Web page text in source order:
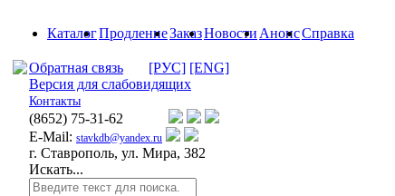
КаталогПродлениеЗаказНовости АнонсСправка
Обратная связь [РУС] [ENG]
Версия для слабовидящих
Контакты
(8652) 75-31-62
E-Mail: stavkdb@yandex.ru
г. Ставрополь, ул. Мира, 382
Искать...